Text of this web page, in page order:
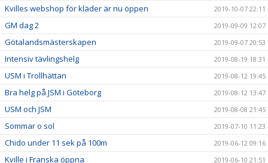
Kvilles webshop för kläder är nu öppen 2019-10-07 22:11
GM dag 2 2019-09-09 12:07
Götalandsmästerskapen 2019-09-07 20:53
Intensiv tävlingshelg 2019-08-19 18:31
USM i Trollhättan 2019-08-12 19:45
Bra helg på JSM i Göteborg 2019-08-12 13:47
USM och JSM 2019-08-08 21:45
Sommar o sol 2019-07-10 11:23
Chido under 11 sek på 100m 2019-06-12 09:16
Kville i Franska öppna 2019-06-10 21:51